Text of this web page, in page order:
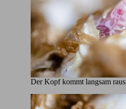
Der Kopf kommt langsam raus